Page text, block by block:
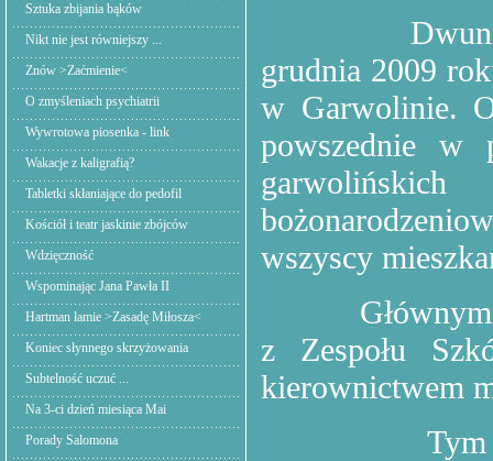
Sztuka zbijania bąków
Nikt nie jest równiejszy ...
Znów >Zaćmienie<
O zmyśleniach psychiatrii
Wywrotowa piosenka - link
Wakacje z kaligrafią?
Tabletki skłaniające do pedofil
Kościół i teatr jaskinie zbójców
Wdzięczność
Wspominając Jana Pawła II
Hartman łamie >Zasadę Miłosza<
Koniec słynnego skrzyżowania
Subtelność uczuć ...
Na 3-ci dzień miesiąca Mai
Porady Salomona
Dwunasty
grudnia 2009
w Garwolinie.
powszednie w
wszyscy
Głównymi
z Zespołu
kierownictwem
Tym razem